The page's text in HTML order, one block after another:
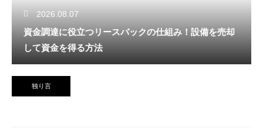
2026.08.07
資金調達に役立つリースバックの仕組み！設備を売却
して資金を得る方法
独り言